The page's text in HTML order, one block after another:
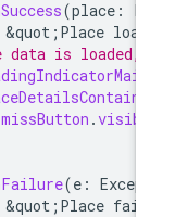
onSuccess(place
, &quot;Place
data is loaded,
loadingIndicatorMain
dismissButton.
onFailure e:
, &quot;Place